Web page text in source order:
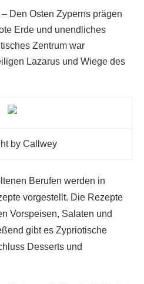
– Den Osten Zyperns prägen
Erde und unendliches
Zentrum war
Lazarus und Wiege des
by Callwey
Berufen werden in
vorgestellt. Die Rezepte
Vorspeisen, Salaten und
gibt es Zypriotische
Desserts und